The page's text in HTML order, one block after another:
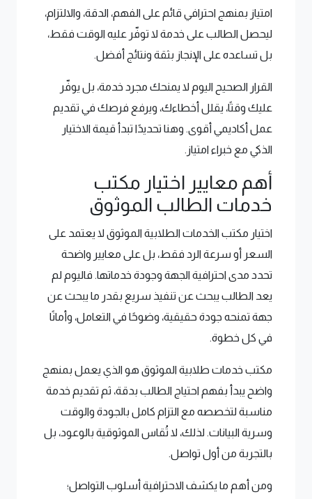
امتياز بمنهج احترافي قائم على الفهم، الدقة، والالتزام،
ليحصل الطالب على خدمة لا توفّر عليه الوقت فقط،
بل تساعده على الإنجاز بثقة ونتائج أفضل.
القرار الصحيح اليوم لا يمنحك مجرد خدمة، بل يوفّر
عليك وقتًا، يقلل أخطاءك، ويرفع فرصك في تقديم
عمل أكاديمي أقوى. وهنا تحديدًا تبدأ قيمة الاختيار
الذكي مع خبراء امتياز.
أهم معايير اختيار مكتب
خدمات الطالب الموثوق
اختيار مكتب الخدمات الطلابية الموثوق لا يعتمد على
السعر أو سرعة الرد فقط، بل على معايير واضحة
تحدد مدى احترافية الجهة وجودة خدماتها. فاليوم لم
يعد الطالب يبحث عن تنفيذ سريع بقدر ما يبحث عن
جهة تمنحه جودة حقيقية، وضوحًا في التعامل، وأمانًا
في كل خطوة.
مكتب خدمات طلابية الموثوق هو الذي يعمل بمنهج
واضح يبدأ بفهم احتياج الطالب بدقة، ثم تقديم خدمة
مناسبة لتخصصه مع التزام كامل بالجودة والوقت
وسرية البيانات. لذلك، لا تُقاس الموثوقية بالوعود، بل
بالتجربة من أول تواصل.
ومن أهم ما يكشف الاحترافية أسلوب التواصل؛